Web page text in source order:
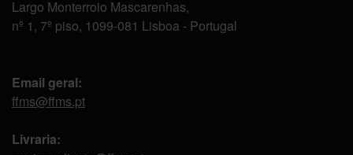
Largo Monterroio Mascarenhas,
nº 1, 7º piso, 1099-081 Lisboa - Portugal
Email geral:
ffms@ffms.pt
Livraria: